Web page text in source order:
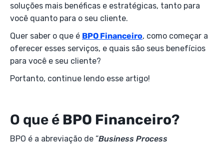
soluções mais benéficas e estratégicas, tanto para
você quanto para o seu cliente.
Quer saber o que é BPO Financeiro, como começar a
oferecer esses serviços, e quais são seus benefícios
para você e seu cliente?
Portanto, continue lendo esse artigo!
O que é BPO Financeiro?
BPO é a abreviação de “Business Process